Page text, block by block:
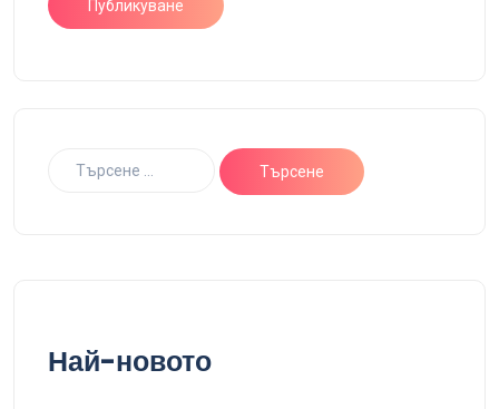
Най-новото